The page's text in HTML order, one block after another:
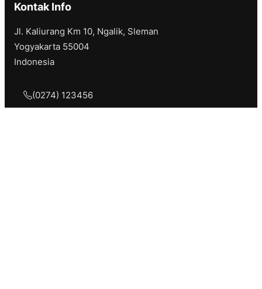
Kontak Info
Jl. Kaliurang Km 10, Ngalik, Sleman
Yogyakarta 55004
Indonesia
(0274) 123456